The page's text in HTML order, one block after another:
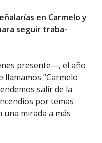
en Carmelo y
seguir traba-
presente—, el año
llamamos “Carmelo
salir de la
por temas
mirada a más